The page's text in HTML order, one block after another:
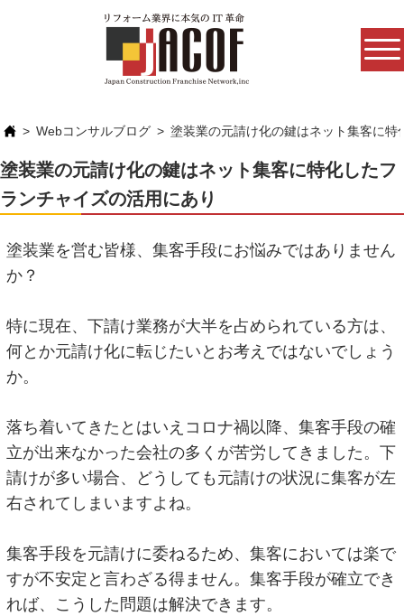
Webコンサルブログ 塗装業の元請け化の鍵はネット集客に
塗装業の元請け化の鍵はネット集客に特化したフ
ランチャイズの活用にあり
塗装業を営む皆様、集客手段にお悩みではありません
か？
特に現在、下請け業務が大半を占められている方は、
何とか元請け化に転じたいとお考えではないでしょう
か。
落ち着いてきたとはいえコロナ禍以降、集客手段の確
立が出来なかった会社の多くが苦労してきました。下
請けが多い場合、どうしても元請けの状況に集客が左
右されてしまいますよね。
集客手段を元請けに委ねるため、集客においては楽で
すが不安定と言わざる得ません。集客手段が確立でき
れば、こうした問題は解決できます。